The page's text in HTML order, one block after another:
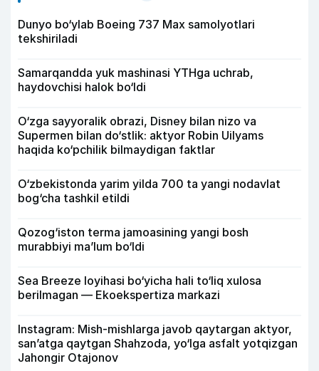
Dunyo bo‘ylab Boeing 737 Max samolyotlari
tekshiriladi
Samarqandda yuk mashinasi YTHga uchrab,
haydovchisi halok bo‘ldi
O‘zga sayyoralik obrazi, Disney bilan nizo va
Supermen bilan do‘stlik: aktyor Robin Uilyams
haqida ko‘pchilik bilmaydigan faktlar
O‘zbekistonda yarim yilda 700 ta yangi nodavlat
bog‘cha tashkil etildi
Qozog‘iston terma jamoasining yangi bosh
murabbiyi ma’lum bo‘ldi
Sea Breeze loyihasi bo‘yicha hali to‘liq xulosa
berilmagan — Ekoekspertiza markazi
Instagram: Mish-mishlarga javob qaytargan aktyor,
san’atga qaytgan Shahzoda, yo‘lga asfalt yotqizgan
Jahongir Otajonov